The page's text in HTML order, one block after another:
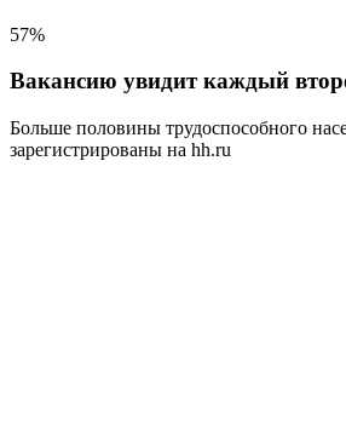
57%
Вакансию увидит каждый
Больше половины трудоспособного
зарегистрированы на hh.ru